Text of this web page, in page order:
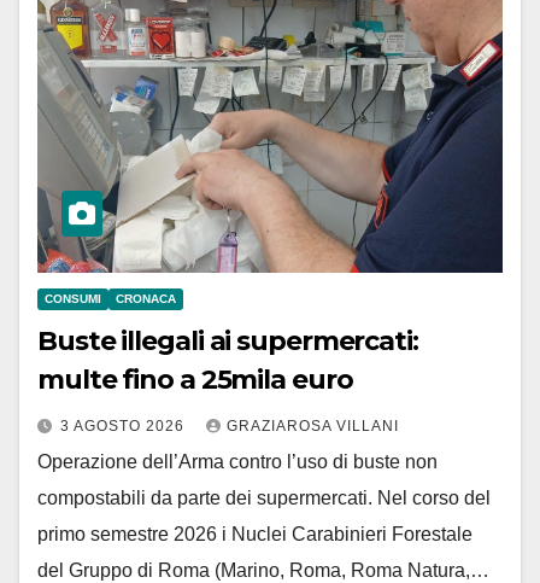
CONSUMI CRONACA
Buste illegali ai supermercati:
multe fino a 25mila euro
3 AGOSTO 2026 GRAZIAROSA VILLANI
Operazione dell’Arma contro l’uso di buste non
compostabili da parte dei supermercati. Nel corso del
primo semestre 2026 i Nuclei Carabinieri Forestale
del Gruppo di Roma (Marino, Roma, Roma Natura,…